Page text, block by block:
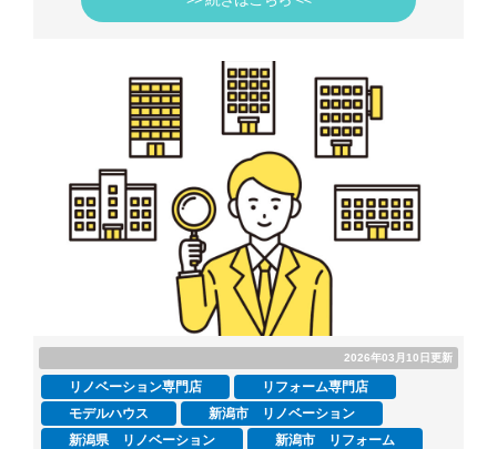
2026年03月10日更新
リノベーション専門店
リフォーム専門店
モデルハウス
新潟市 リノベーション
新潟県 リノベーション
新潟市 リフォーム